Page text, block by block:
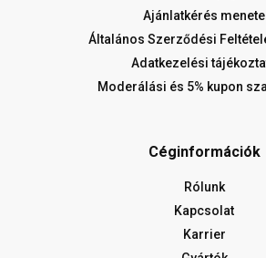
Ajánlatkérés menete
Általános Szerződési
Adatkezelési
Moderálási és 5% kupon
Céginformációk
Rólunk
Kapcsolat
Karrier